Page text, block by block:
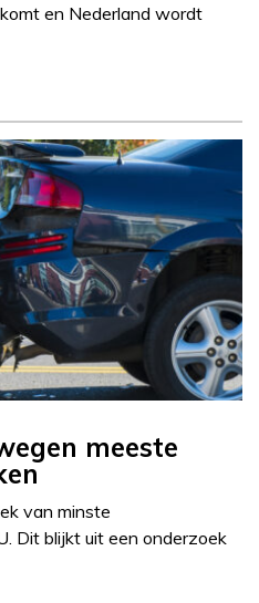
en Nederland wordt
meeste
van minste
Dit blijkt uit een onderzoek